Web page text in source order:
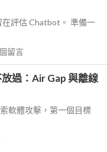
評估 Chatbot。 準備一
留言
過：Air Gap 與離線
軟體攻擊，第一個目標